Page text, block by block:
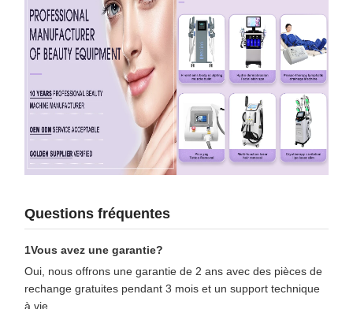
Questions fréquentes
1Vous avez une garantie?
Oui, nous offrons une garantie de 2 ans avec des pièces de
rechange gratuites pendant 3 mois et un support technique
à vie.